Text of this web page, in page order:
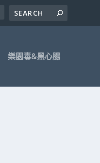
樂園毒&黑心腸